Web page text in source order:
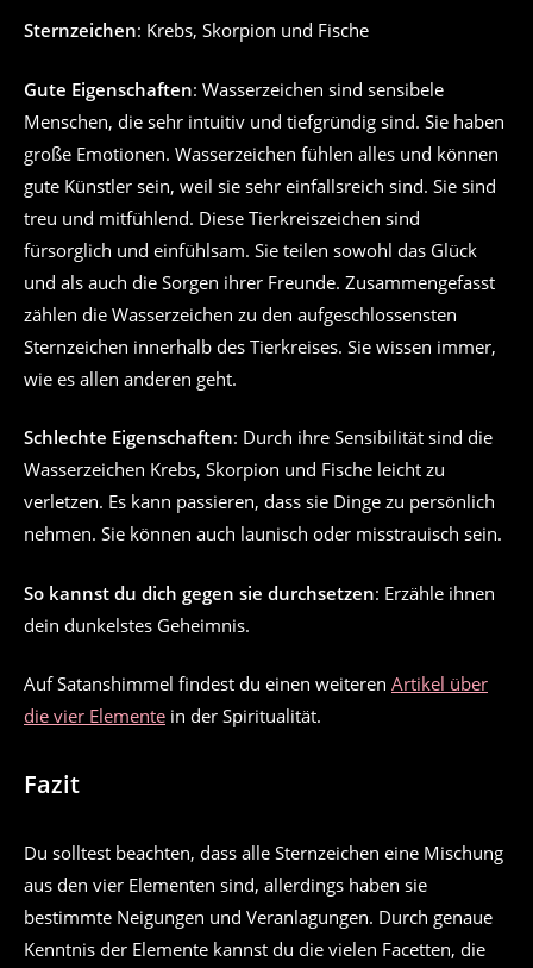
Sternzeichen: Krebs, Skorpion und Fische
Gute Eigenschaften: Wasserzeichen sind sensibele
Menschen, die sehr intuitiv und tiefgründig sind. Sie haben
große Emotionen. Wasserzeichen fühlen alles und können
gute Künstler sein, weil sie sehr einfallsreich sind. Sie sind
treu und mitfühlend. Diese Tierkreiszeichen sind
fürsorglich und einfühlsam. Sie teilen sowohl das Glück
und als auch die Sorgen ihrer Freunde. Zusammengefasst
zählen die Wasserzeichen zu den aufgeschlossensten
Sternzeichen innerhalb des Tierkreises. Sie wissen immer,
wie es allen anderen geht.
Schlechte Eigenschaften: Durch ihre Sensibilität sind die
Wasserzeichen Krebs, Skorpion und Fische leicht zu
verletzen. Es kann passieren, dass sie Dinge zu persönlich
nehmen. Sie können auch launisch oder misstrauisch sein.
So kannst du dich gegen sie durchsetzen: Erzähle ihnen
dein dunkelstes Geheimnis.
Auf Satanshimmel findest du einen weiteren Artikel über
die vier Elemente in der Spiritualität.
Fazit
Du solltest beachten, dass alle Sternzeichen eine Mischung
aus den vier Elementen sind, allerdings haben sie
bestimmte Neigungen und Veranlagungen. Durch genaue
Kenntnis der Elemente kannst du die vielen Facetten, die